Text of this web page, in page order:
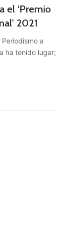
el ‘Premio
2021
a
ha tenido lugar;